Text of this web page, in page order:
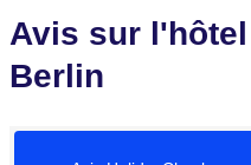
Avis sur
Berlin